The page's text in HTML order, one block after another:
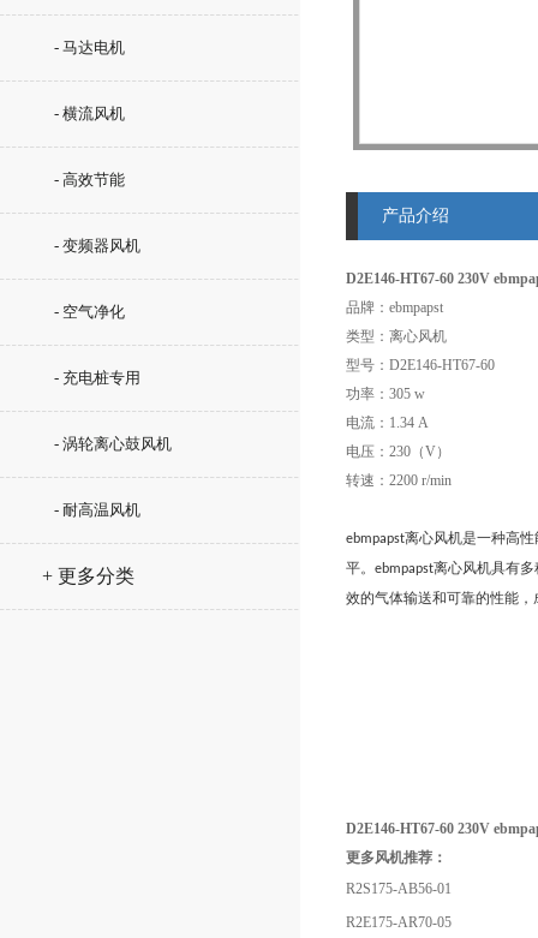
- 马达电机
- 横流风机
- 高效节能
- 变频器风机
- 空气净化
- 充电桩专用
- 涡轮离心鼓风机
- 耐高温风机
+ 更多分类
产品介绍
D2E146-HT67-60 230V
品牌：ebmpapst
类型：离心风机
型号：D2E146-HT67-60
功率：305 w
电流：1.34 A
电压：230（V）
转速：2200 r/min
ebmpapst离心风机是一种高
平。 ebmpapst离心风机具有
效的气体输送和可靠的性能
D2E146-HT67-60 230V
更多风机推荐：
R2S175-AB56-01
R2E175-AR70-05